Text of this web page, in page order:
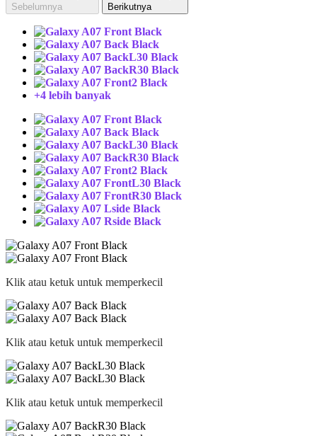
Sebelumnya Berikutnya
+4 lebih banyak
Klik atau ketuk untuk memperkecil
Klik atau ketuk untuk memperkecil
Klik atau ketuk untuk memperkecil